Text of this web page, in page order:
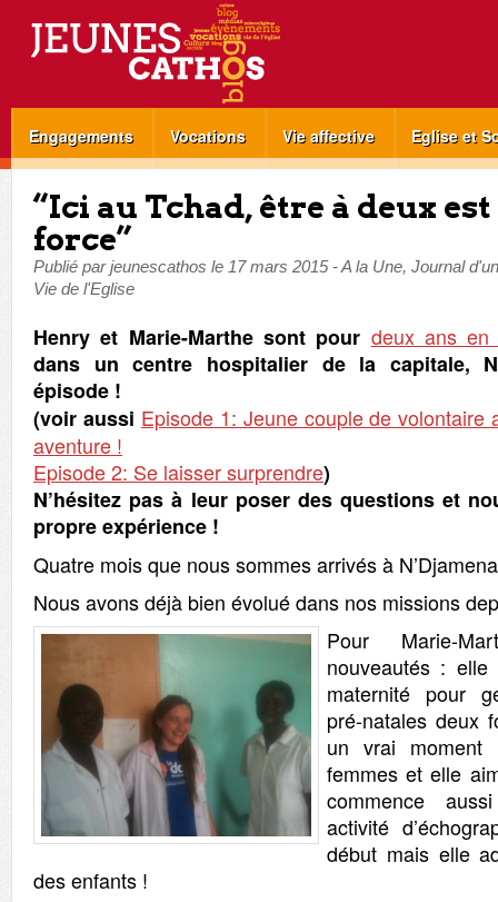
Engagements Vocations Vie affective Eglise et
“Ici au Tchad, être à deux
force”
Publié parjeunescathos le 17 mars 2015-A la Une, Journal
Vie de l'Eglise
Henry et Marie-Marthe sont pour deux ans en
dans un centre hospitalier de la capitale,
épisode !
(voir aussi Episode 1: Jeune couple de volontaire
aventure !
Episode 2: Se laisser surprendre)
N’hésitez pas à leur poser des questions et
propre expérience !
Quatre mois que nous sommes arrivés à
Nous avons déjà bien évolué dans nos missions
Pour Marie-
nouveautés :
maternité pour
pré-natales deux
un vrai
femmes et elle
commence
activité
début mais elle
des enfants !